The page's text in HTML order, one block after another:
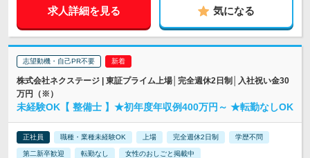
求人詳細を見る 気になる
志望動機・自己PR不要
株式会社ネクステージ | 東証プライム上場│完全週休2日制│入社祝い金30
万円（※）
未経験OK【 整備士 】★初年度年収例400万円～ ★転勤なしOK
正社員 職種・業種未経験OK 上場 完全週休2日制 学歴不問
第二新卒歓迎 転勤なし 女性のおしごと掲載中